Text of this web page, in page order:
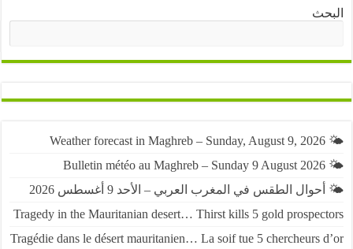
الطقس في المغرب العربي – الأحد 9 أغسطس 2026
Tragedy in the Mauritanian desert… Thirst kills 5 gold
Tragédie dans le désert mauritanien… La soif tue 5 chercheurs